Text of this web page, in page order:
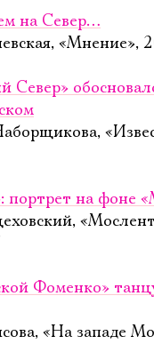
на Север…
«Мнение»,
Север»
портрет на фоне
Фоменко»
«На западе